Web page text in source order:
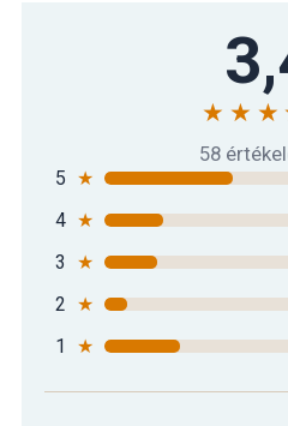
58
5 ★
4 ★
3
★
2 ★
1
★